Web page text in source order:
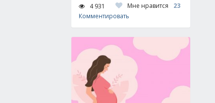
4 931 Мне нравится
23
Комментировать